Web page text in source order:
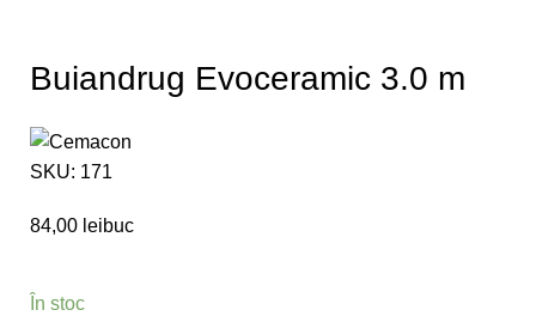
Buiandrug Evoceramic 3.0 m
SKU: 171
84,00 leibuc
În stoc